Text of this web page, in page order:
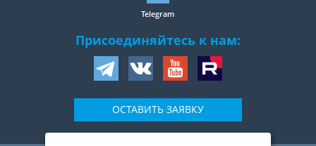
Telegram
Присоединяйтесь к нам:
ОСТАВИТЬ ЗАЯВКУ